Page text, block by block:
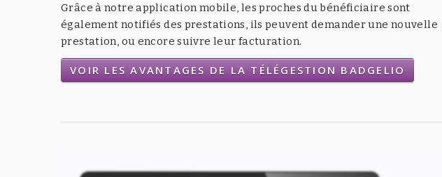
Grâce à notre application mobile, les proches du bénéficiaire sont
également notifiés des prestations, ils peuvent demander une nouvelle
prestation, ou encore suivre leur facturation.
VOIR LES AVANTAGES DE LA TÉLÉGESTION BADGELIO